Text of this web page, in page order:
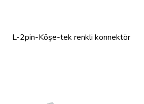
L-2pin-Köşe-tek renkli konnektör